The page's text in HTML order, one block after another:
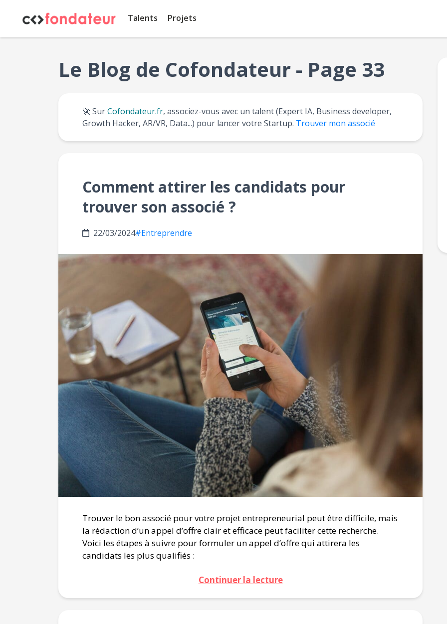
Talents Projets
Le Blog de Cofondateur - Page 33
🚀 SurCofondateur.fr, associez-vous avec un talent (Expert IA, Business developer,
Growth Hacker, AR/VR, Data...) pour lancer votre Startup. Trouver mon associé
Comment attirer les candidats pour
trouver son associé ?
22/03/2024#Entreprendre
Trouver le bon associé pour votre projet entrepreneurial peut être difficile, mais
la rédaction d’un appel d’offre clair et efficace peut faciliter cette recherche.
Voici les étapes à suivre pour formuler un appel d’offre qui attirera les
candidats les plus qualifiés :
Continuer la lecture